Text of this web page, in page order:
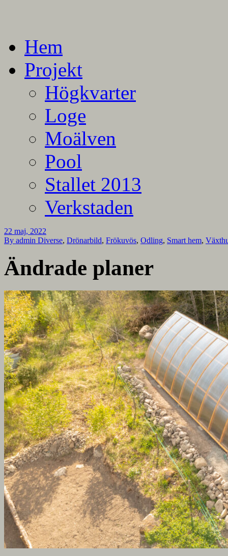
Hem
Projekt
Högkvarter
Loge
Moälven
Pool
Stallet 2013
Verkstaden
22 maj, 2022
By admin Diverse, Drönarbild, Frökuvös, Odling, Smart hem,
Ändrade planer